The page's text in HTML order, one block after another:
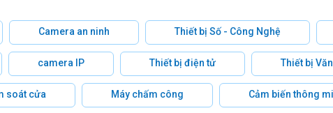
Camera an ninh Thiết bị Số - Công Nghệ
camera IP Thiết bị điện tử Thiết bị
soát cửa Máy chấm công Cảm biến thông